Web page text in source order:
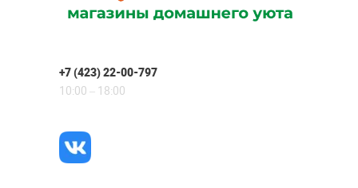
+7 (423) 22-00-797
10:00 – 18:00